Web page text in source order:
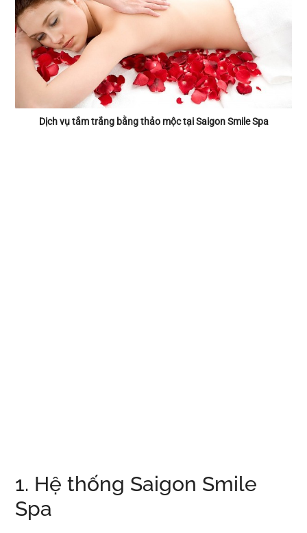
Dịch vụ tắm trắng bằng thảo mộc tại Saigon Smile Spa
1. Hệ thống Saigon Smile
Spa